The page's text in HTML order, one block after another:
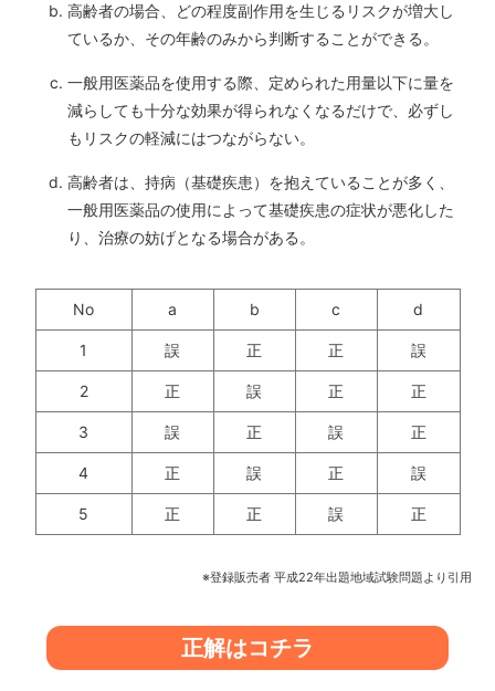
高齢者の場合、どの程度副作用を生じるリスクが増大し
ているか、その年齢のみから判断することができる。
一般用医薬品を使用する際、定められた用量以下に量を
減らしても十分な効果が得られなくなるだけで、必ずし
もリスクの軽減にはつながらない。
高齢者は、持病（基礎疾患）を抱えていることが多く、
一般用医薬品の使用によって基礎疾患の症状が悪化した
り、治療の妨げとなる場合がある。
No a b c d
1 誤 正 正 誤
2 正 誤 正 正
3 誤 正 誤 正
4 正 誤 正 誤
5 正 正 誤 正
※登録販売者 平成22年出題地域試験問題より引用
正解はコチラ